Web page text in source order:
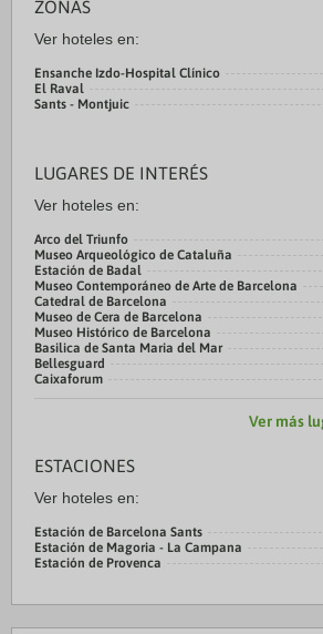
ZONAS
Ver hoteles en:
Ensanche Izdo-Hospital Clínico
El Raval
Sants - Montjuic
LUGARES DE INTERÉS
Ver hoteles en:
Arco del Triunfo
Museo Arqueológico de Cataluña
Estación de Badal
Museo Contemporáneo de Arte de Barcelona
Catedral de Barcelona
Museo de Cera de Barcelona
Museo Histórico de Barcelona
Basilica de Santa Maria del Mar
Bellesguard
Caixaforum
Ver más
ESTACIONES
Ver hoteles en:
Estación de Barcelona Sants
Estación de Magoria - La Campana
Estación de Provenca